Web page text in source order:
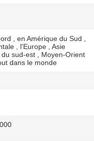
, en Amérique du Sud ,
, l'Europe , Asie
sud-est , Moyen-Orient
dans le monde